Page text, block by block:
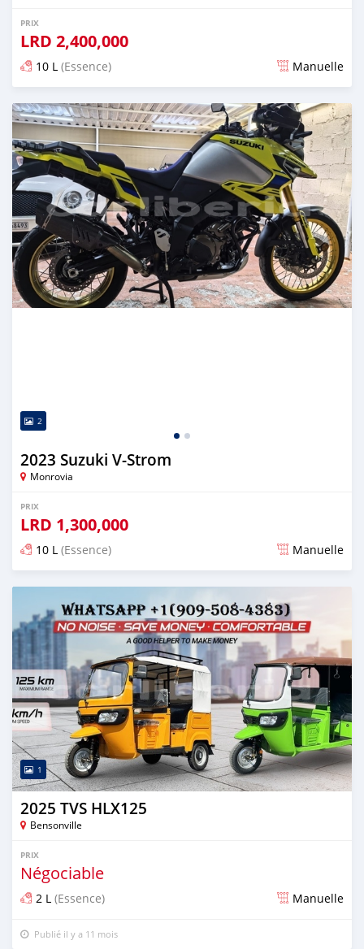
PRIX
LRD 2,400,000
10 L (Essence) Manuelle
Publié il y a 10 mois
2
2023 Suzuki V-Strom
Monrovia
PRIX
LRD 1,300,000
10 L (Essence) Manuelle
Publié il y a 10 mois
1
2025 TVS HLX125
Bensonville
PRIX
Négociable
2 L (Essence) Manuelle
Publié il y a 11 mois